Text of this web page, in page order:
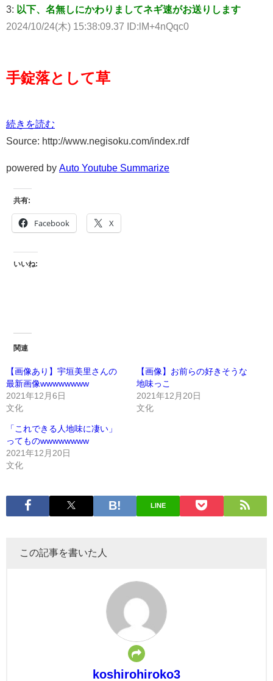
3: 以下、名無しにかわりましてネギ速がお送りします
2024/10/24(木) 15:38:09.37 ID:lM+4nQqc0
手錠落として草
続きを読む
Source: http://www.negisoku.com/index.rdf
powered by Auto Youtube Summarize
共有:
Facebook X
いいね:
関連
【画像あり】宇垣美里さんの
最新画像wwwwwwww
2021年12月6日
文化
【画像】お前らの好きそうな
地味っこ
2021年12月20日
文化
「これできる人地味に凄い」
ってものwwwwwwww
2021年12月20日
文化
LINE
この記事を書いた人
koshirohiroko3